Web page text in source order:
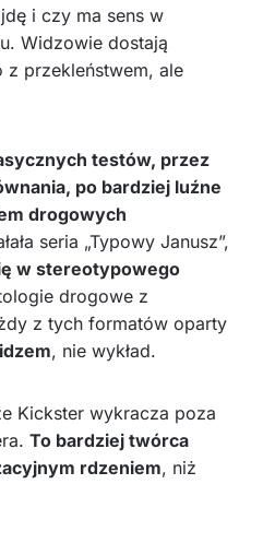
i czy ma sens w
Widzowie dostają
z przekleństwem, ale
testów, przez
po bardziej luźne
drogowych
seria „Typowy Janusz”,
w stereotypowego
drogowe z
z tych formatów oparty
, nie wykład.
Kickster wykracza poza
To bardziej twórca
rdzeniem, niż